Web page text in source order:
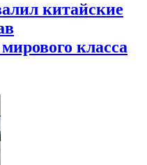
китайские
класса